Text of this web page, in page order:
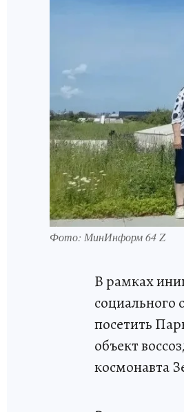
Фото: МинИнформ 64 Z
В рамках
социального
посетить
объект
космонавта